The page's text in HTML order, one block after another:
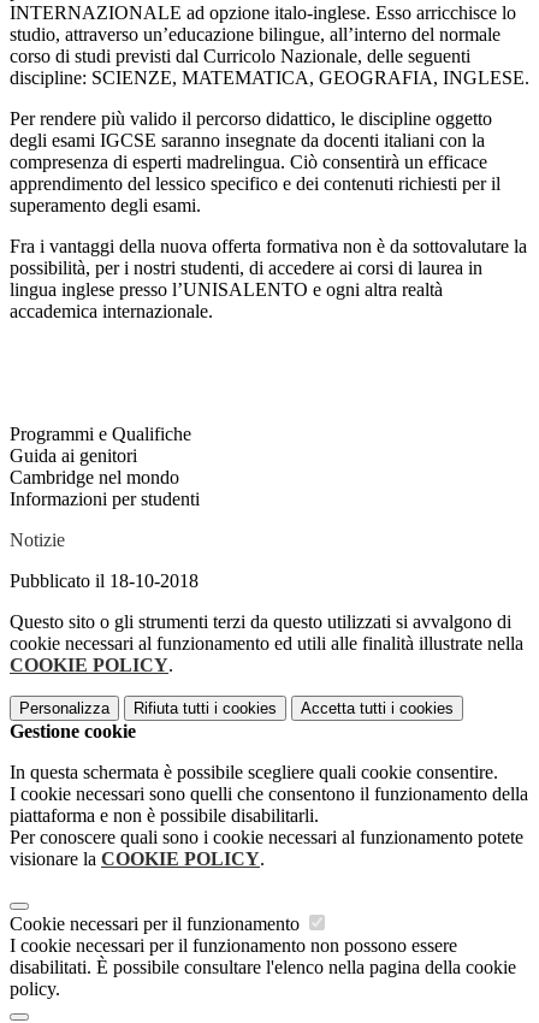
INTERNAZIONALE ad opzione italo-inglese. Esso arricchisce lo
studio, attraverso un’educazione bilingue, all’interno del normale
corso di studi previsti dal Curricolo Nazionale, delle seguenti
discipline: SCIENZE, MATEMATICA, GEOGRAFIA, INGLESE.
Per rendere più valido il percorso didattico, le discipline oggetto
degli esami IGCSE saranno insegnate da docenti italiani con la
compresenza di esperti madrelingua. Ciò consentirà un efficace
apprendimento del lessico specifico e dei contenuti richiesti per il
superamento degli esami.
Fra i vantaggi della nuova offerta formativa non è da sottovalutare la
possibilità, per i nostri studenti, di accedere ai corsi di laurea in
lingua inglese presso l’UNISALENTO e ogni altra realtà
accademica internazionale.
Programmi e Qualifiche
Guida ai genitori
Cambridge nel mondo
Informazioni per studenti
Notizie
Pubblicato il 18-10-2018
Questo sito o gli strumenti terzi da questo utilizzati si avvalgono di
cookie necessari al funzionamento ed utili alle finalità illustrate nella
COOKIE POLICY.
Personalizza Rifiuta tutti i cookies Accetta tutti i cookies
Gestione cookie
In questa schermata è possibile scegliere quali cookie consentire.
I cookie necessari sono quelli che consentono il funzionamento della
piattaforma e non è possibile disabilitarli.
Per conoscere quali sono i cookie necessari al funzionamento potete
visionare la COOKIE POLICY.
Cookie necessari per il funzionamento
I cookie necessari per il funzionamento non possono essere
disabilitati. È possibile consultare l'elenco nella pagina della cookie
policy.